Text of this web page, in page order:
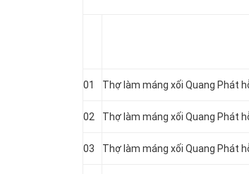
01 Thợ làm máng xối Quang Phát
02 Thợ làm máng xối Quang Phát
03 Thợ làm máng xối Quang Phát